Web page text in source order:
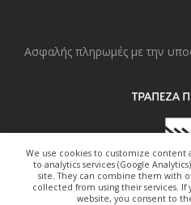
We use cookies to customize content
to analytics services (Google
site. They can combine them with
collected from using their services.
website, you consent to
Ασφαλής πληρωμές με την